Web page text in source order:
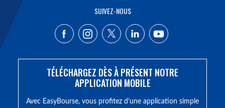
SUIVEZ-NOUS
TÉLÉCHARGEZ DÈS À PRÉSENT NOTRE
APPLICATION MOBILE
Avec EasyBourse, vous profitez d’une application simple